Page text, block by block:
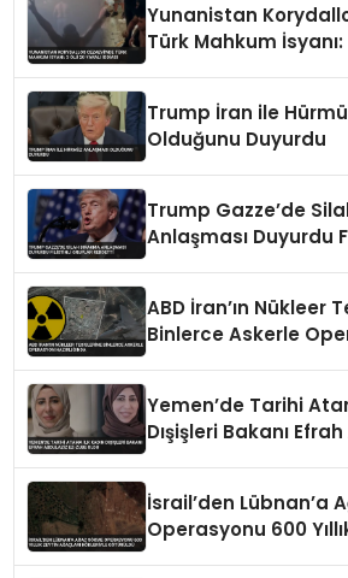
Yunanistan
Türk Mahkum İsyanı:
Trump İran ile
Olduğunu Duyurdu
Trump Gazze’de
Anlaşması Duyurdu
ABD İran’ın Nükleer
Binlerce Askerle
Yemen’de Tarihi
Dışişleri Bakanı
İsrail’den Lübnan’a
Operasyonu 600